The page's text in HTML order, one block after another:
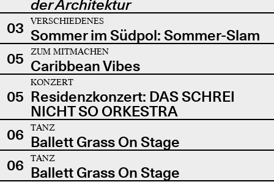
der Architektur
03
VERSCHIEDENES
Sommer im Südpol: Sommer-Slam
05
ZUM MITMACHEN
Caribbean Vibes
05
KONZERT
Residenzkonzert: DAS SCHREI
NICHT SO ORKESTRA
06
TANZ
Ballett Grass On Stage
06
TANZ
Ballett Grass On Stage